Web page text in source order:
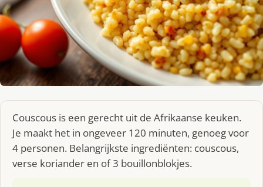
Couscous is een gerecht uit de Afrikaanse keuken.
Je maakt het in ongeveer 120 minuten, genoeg voor
4 personen. Belangrijkste ingrediënten: couscous,
verse koriander en of 3 bouillonblokjes.